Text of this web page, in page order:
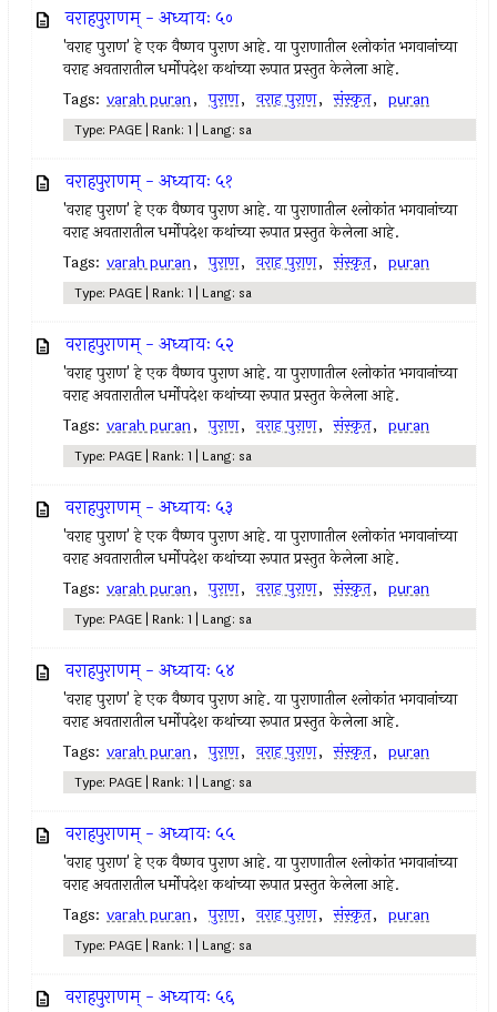
वराहपुराणम् - अध्यायः ५०
'वराह पुराण' हे एक वैष्णव पुराण आहे. या पुराणातील श्लोकांत भगवानांच्या
वराह अवतारातील धर्मोपदेश कथांच्या रूपात प्रस्तुत केलेला आहे.
Tags: varah puran, पुराण, वराह पुराण, संस्कृत, puran
Type: PAGE | Rank: 1 | Lang: sa
वराहपुराणम् - अध्यायः ५१
'वराह पुराण' हे एक वैष्णव पुराण आहे. या पुराणातील श्लोकांत भगवानांच्या
वराह अवतारातील धर्मोपदेश कथांच्या रूपात प्रस्तुत केलेला आहे.
Tags: varah puran, पुराण, वराह पुराण, संस्कृत, puran
Type: PAGE | Rank: 1 | Lang: sa
वराहपुराणम् - अध्यायः ५२
'वराह पुराण' हे एक वैष्णव पुराण आहे. या पुराणातील श्लोकांत भगवानांच्या
वराह अवतारातील धर्मोपदेश कथांच्या रूपात प्रस्तुत केलेला आहे.
Tags: varah puran, पुराण, वराह पुराण, संस्कृत, puran
Type: PAGE | Rank: 1 | Lang: sa
वराहपुराणम् - अध्यायः ५३
'वराह पुराण' हे एक वैष्णव पुराण आहे. या पुराणातील श्लोकांत भगवानांच्या
वराह अवतारातील धर्मोपदेश कथांच्या रूपात प्रस्तुत केलेला आहे.
Tags: varah puran, पुराण, वराह पुराण, संस्कृत, puran
Type: PAGE | Rank: 1 | Lang: sa
वराहपुराणम् - अध्यायः ५४
'वराह पुराण' हे एक वैष्णव पुराण आहे. या पुराणातील श्लोकांत भगवानांच्या
वराह अवतारातील धर्मोपदेश कथांच्या रूपात प्रस्तुत केलेला आहे.
Tags: varah puran, पुराण, वराह पुराण, संस्कृत, puran
Type: PAGE | Rank: 1 | Lang: sa
वराहपुराणम् - अध्यायः ५५
'वराह पुराण' हे एक वैष्णव पुराण आहे. या पुराणातील श्लोकांत भगवानांच्या
वराह अवतारातील धर्मोपदेश कथांच्या रूपात प्रस्तुत केलेला आहे.
Tags: varah puran, पुराण, वराह पुराण, संस्कृत, puran
Type: PAGE | Rank: 1 | Lang: sa
वराहपुराणम् - अध्यायः ५६